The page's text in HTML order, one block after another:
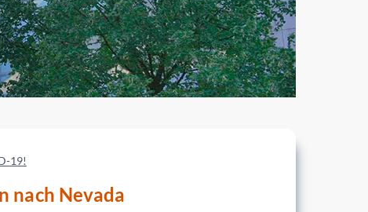
19!
nach Nevada